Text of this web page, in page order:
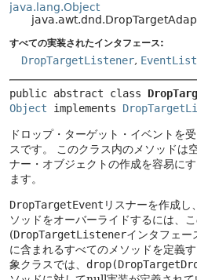
java.lang.Object
すべての実装されたインタフェース:
DropTargetListener,
public abstract class
Object implements
ドロップ・ターゲット・イベントを
スです。
このクラス内のメソッドは
ナー・オブジェクトの作成を容易に
ます。
DropTargetEvent リスナーを作成し
ソッドをオーバーライドするには、
(DropTargetListenerインタフェー
に含まれるすべてのメソッドを定義す
象クラスでは、